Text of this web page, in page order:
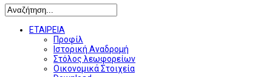
ΕΤΑΙΡΕΙΑ
Προφίλ
Ιστορική Αναδρομή
Στόλος λεωφορείων
Οικονομικά Στοιχεία